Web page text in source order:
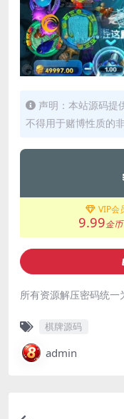
声明：本站源码提
不得用于赌博性质的
VIP会
9.99金币
所有资源解压密码统一
棋牌源码
admin